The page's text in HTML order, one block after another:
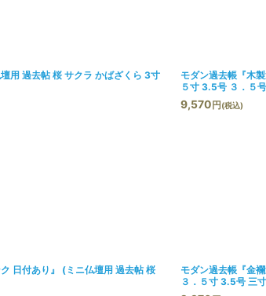
用 過去帖 桜 サクラ かばざくら 3寸
モダン過去帳『木
５寸 3.5号 ３．５
9,570 円 (税込)
日付あり』 (ミニ仏壇用 過去帖 桜
モダン過去帳『金
３．５寸 3.5号 三